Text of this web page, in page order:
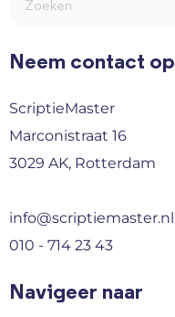
Neem contact op
ScriptieMaster
Marconistraat 16
3029 AK, Rotterdam
info@scriptiemaster.nl
010 - 714 23 43
Navigeer naar